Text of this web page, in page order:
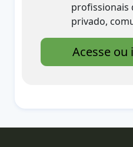
profissionais
privado,
Acesse ou